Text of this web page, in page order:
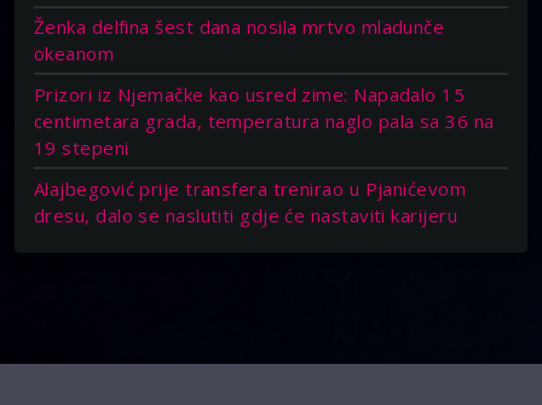
Ženka delfina šest dana nosila mrtvo mladunče
okeanom
Prizori iz Njemačke kao usred zime: Napadalo 15
centimetara grada, temperatura naglo pala sa 36 na
19 stepeni
Alajbegović prije transfera trenirao u Pjanićevom
dresu, dalo se naslutiti gdje će nastaviti karijeru